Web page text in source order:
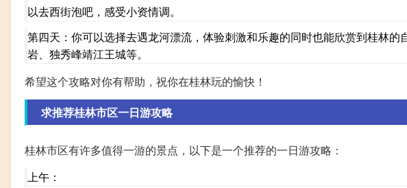
以去西街泡吧，感受小资情调。
第四天：你可以选择去遇龙河漂流，体验刺激和乐趣的同时也能欣赏到桂林
岩、独秀峰靖江王城等。
希望这个攻略对你有帮助，祝你在桂林玩的愉快！
求推荐桂林市区一日游攻略
桂林市区有许多值得一游的景点，以下是一个推荐的一日游攻略：
上午：